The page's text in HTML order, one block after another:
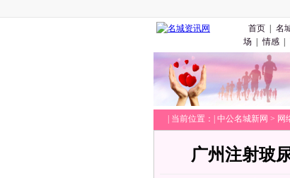
首页
名
场
情感
当前位置：| 中公名城新网 > 网
广州注射玻